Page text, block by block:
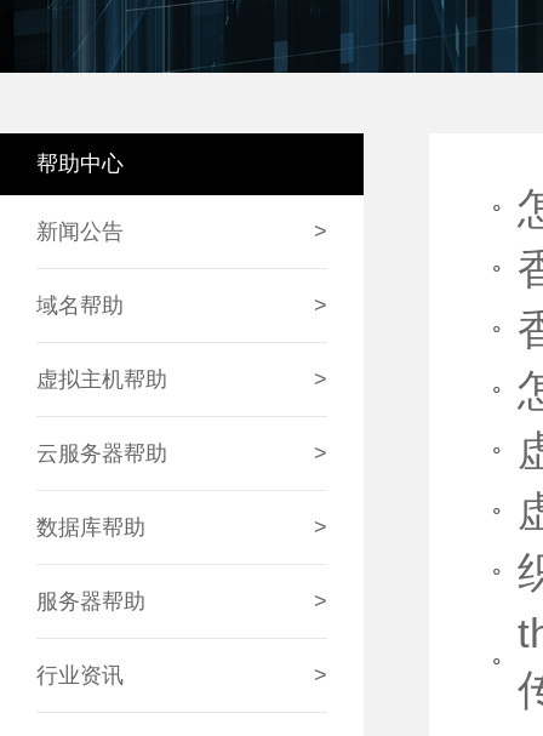
帮助中心
>
新闻公告
>
域名帮助
>
虚拟主机帮助
>
云服务器帮助
>
数据库帮助
>
服务器帮助
>
行业资讯